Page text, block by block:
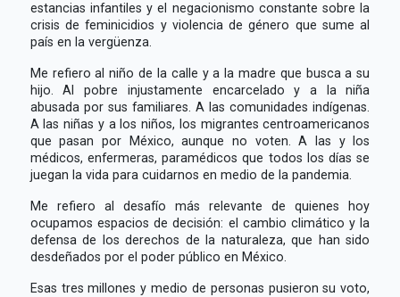
estancias infantiles y el negacionismo constante sobre la
crisis de feminicidios y violencia de género que sume al
país en la vergüenza.
Me refiero al niño de la calle y a la madre que busca a su
hijo. Al pobre injustamente encarcelado y a la niña
abusada por sus familiares. A las comunidades indígenas.
A las niñas y a los niños, los migrantes centroamericanos
que pasan por México, aunque no voten. A las y los
médicos, enfermeras, paramédicos que todos los días se
juegan la vida para cuidarnos en medio de la pandemia.
Me refiero al desafío más relevante de quienes hoy
ocupamos espacios de decisión: el cambio climático y la
defensa de los derechos de la naturaleza, que han sido
desdeñados por el poder público en México.
Esas tres millones y medio de personas pusieron su voto,